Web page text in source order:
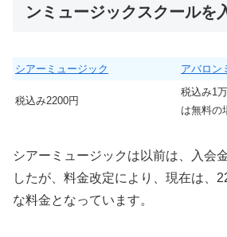
ンミュージックスクールを
シアーミュージック アバロン
税込み2200円
税込み1
は無料の
シアーミュージックは以前は、入会
したが、料金改定により、現在は、
な料金となっています。